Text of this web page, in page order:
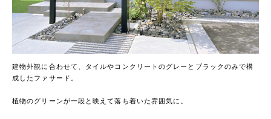
建物外観に合わせて、タイルやコンクリートのグレーとブラックのみで構
成したファサード。
植物のグリーンが一段と映えて落ち着いた雰囲気に。